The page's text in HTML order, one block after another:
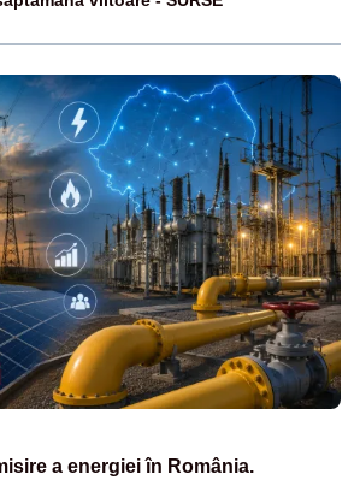
a energiei în România.